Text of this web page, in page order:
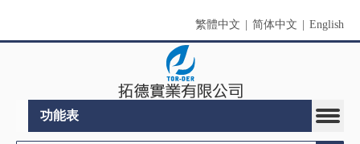
繁體中文 简体中文 English
功能表